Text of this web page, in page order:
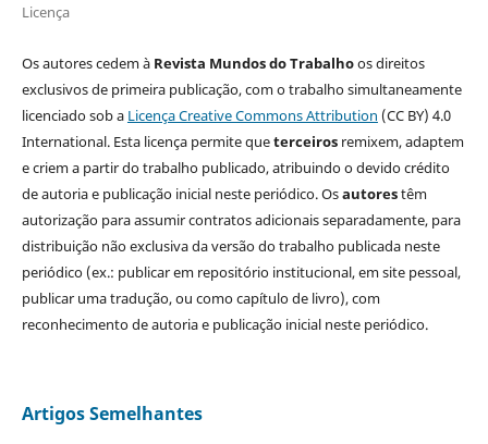
Licença
Os autores cedem à Revista Mundos do Trabalhoos direitos
exclusivos de primeira publicação, com o trabalho simultaneamente
licenciado sob a Licença Creative Commons Attribution (CC BY) 4.0
International. Esta licença permite queterceirosremixem, adaptem
e criem a partir do trabalho publicado, atribuindo o devido crédito
de autoria e publicação inicial neste periódico. Osautorestêm
autorização para assumir contratos adicionais separadamente, para
distribuição não exclusiva da versão do trabalho publicada neste
periódico (ex.: publicar em repositório institucional, em site pessoal,
publicar uma tradução, ou como capítulo de livro), com
reconhecimento de autoria e publicação inicial neste periódico.
Artigos Semelhantes